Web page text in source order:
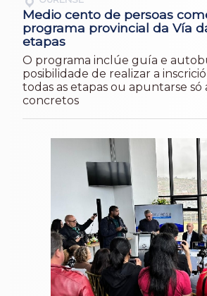
Medio cento de persoas
programa provincial da Vía
etapas
O programa inclúe guía e
posibilidade de realizar a
todas as etapas ou apuntarse só
concretos